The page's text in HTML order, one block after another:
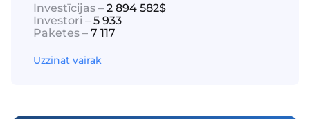
Investīcijas – 2 894 582$
Investori – 5 933
Paketes – 7 117
Uzzināt vairāk